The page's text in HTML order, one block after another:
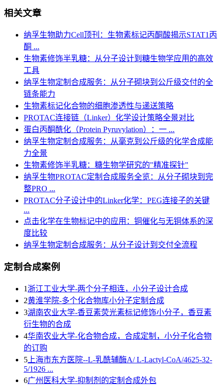
相关文章
纳孚生物助力Cell顶刊：生物素标记丙酮酸揭示STAT1丙
酮 ...
生物素修饰半乳糖：从分子设计到糖生物学应用的高效
工具
纳孚生物定制合成服务：从分子砌块到公斤级交付的全
链条能力
生物素标记化合物的细胞渗透性与递送策略
PROTAC连接链（Linker）化学设计策略全景对比
蛋白丙酮酰化（Protein Pyruvylation）：一 ...
纳孚生物定制合成服务：从毫克到公斤级的化学合成能
力全景
生物素修饰半乳糖：糖生物学研究的"精准探针"
纳孚生物PROTAC定制合成服务全览：从分子砌块到完
整PRO ...
PROTAC分子设计中的Linker化学：PEG连接子的关键
...
点击化学在生物标记中的应用：铜催化与无铜体系的深
度比较
纳孚生物定制合成服务：从分子设计到交付全流程
定制合成案例
1 浙江工业大学-两个分子相连，小分子设计合成
2黄淮学院-多个化合物库小分子定制合成
3湖南农业大学-香豆素荧光素标记修饰小分子，香豆素
衍生物的合成
4华南农业大学-化合物合成，合成定制，小分子化合物
的订购
5 上海市东方医院--L-乳酰辅酶A/ L-Lactyl-CoA/4625-32-
5/1926 ...
6广州医科大学-抑制剂的定制合成外包